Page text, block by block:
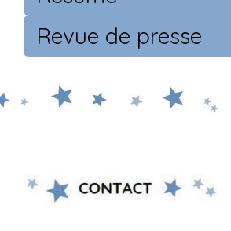
Revue de presse